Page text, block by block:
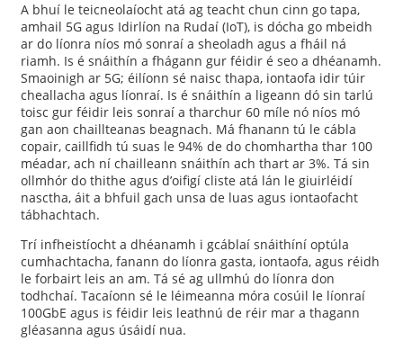
A bhuí le teicneolaíocht atá ag teacht chun cinn go tapa,
amhail 5G agus Idirlíon na Rudaí (IoT), is dócha go mbeidh
ar do líonra níos mó sonraí a sheoladh agus a fháil ná
riamh. Is é snáithín a fhágann gur féidir é seo a dhéanamh.
Smaoinigh ar 5G; éilíonn sé naisc thapa, iontaofa idir túir
cheallacha agus líonraí. Is é snáithín a ligeann dó sin tarlú
toisc gur féidir leis sonraí a tharchur 60 míle nó níos mó
gan aon chaillteanas beagnach. Má fhanann tú le cábla
copair, caillfidh tú suas le 94% de do chomhartha thar 100
méadar, ach ní chailleann snáithín ach thart ar 3%. Tá sin
ollmhór do thithe agus d’oifigí cliste atá lán le giuirléidí
nasctha, áit a bhfuil gach unsa de luas agus iontaofacht
tábhachtach.
Trí infheistíocht a dhéanamh i gcáblaí snáithíní optúla
cumhachtacha, fanann do líonra gasta, iontaofa, agus réidh
le forbairt leis an am. Tá sé ag ullmhú do líonra don
todhchaí. Tacaíonn sé le léimeanna móra cosúil le líonraí
100GbE agus is féidir leis leathnú de réir mar a thagann
gléasanna agus úsáidí nua.